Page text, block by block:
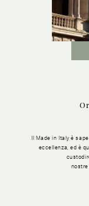
Il Made in Italy è
eccellenza, ed è